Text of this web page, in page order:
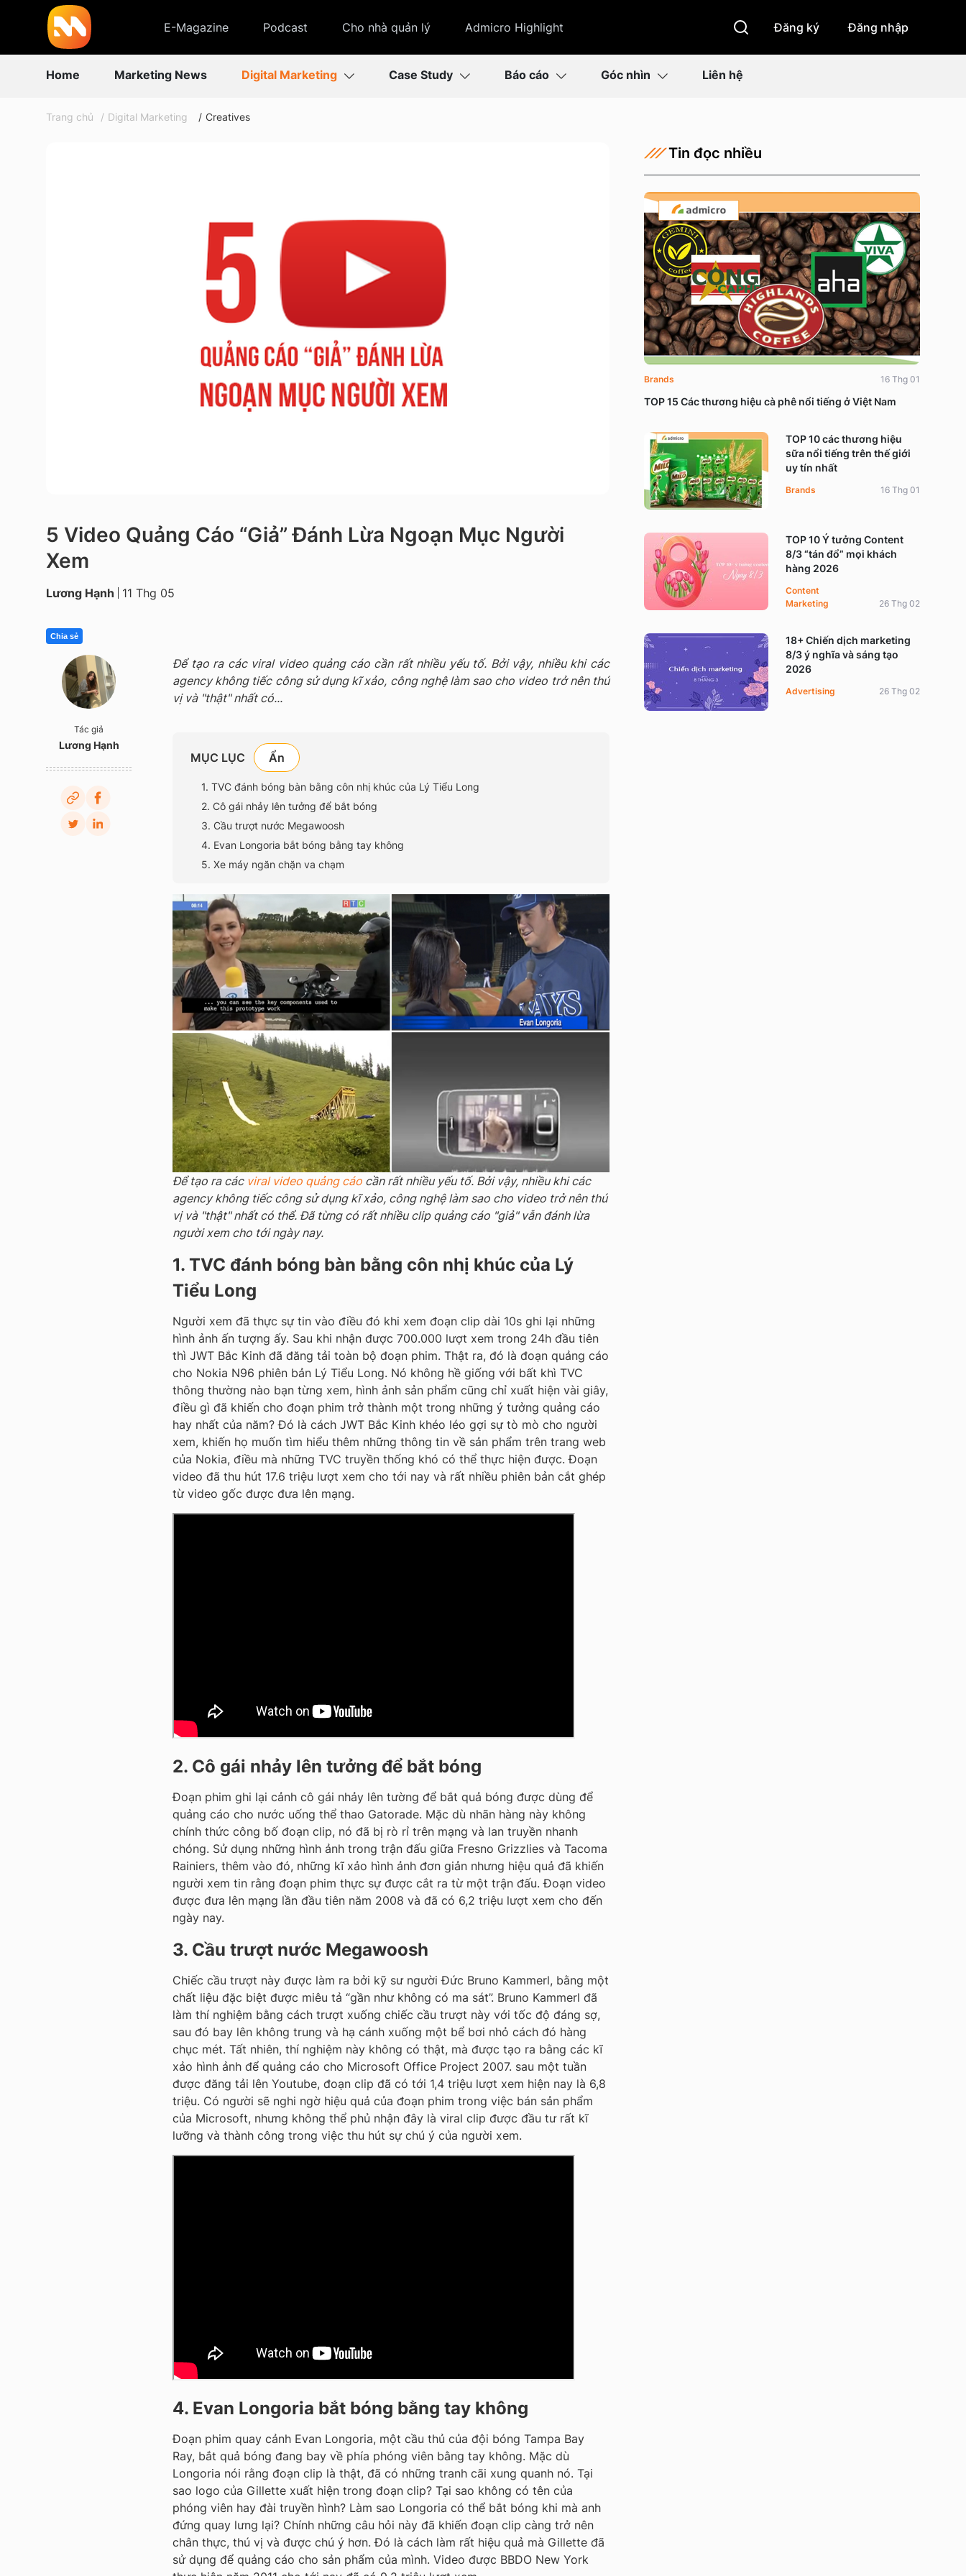
E-Magazine Podcast Cho nhà quản lý Admicro Highlight Đăng ký Đăng nhập
Home Marketing News Digital Marketing Case Study Báo cáo Góc nhìn Liên hệ
Trang chủ Digital Marketing Creatives
5 Video Quảng Cáo “Giả” Đánh Lừa Ngoạn Mục Người
Xem
Lương Hạnh 11 Thg 05
Chia sẻ
Tác giả
Lương Hạnh
Để tạo ra các viral video quảng cáo cần rất nhiều yếu tố. Bởi vậy, nhiều khi các
agency không tiếc công sử dụng kĩ xảo, công nghệ làm sao cho video trở nên thú
vị và "thật" nhất có...
MỤC LỤC
1. TVC đánh bóng bàn bằng côn nhị khúc của Lý Tiểu Long
2. Cô gái nhảy lên tưởng để bắt bóng
3. Cầu trượt nước Megawoosh
4. Evan Longoria bắt bóng bằng tay không
5. Xe máy ngăn chặn va chạm
Để tạo ra các viral video quảng cáo cần rất nhiều yếu tố. Bởi vậy, nhiều khi các
agency không tiếc công sử dụng kĩ xảo, công nghệ làm sao cho video trở nên thú
vị và "thật" nhất có thể. Đã từng có rất nhiều clip quảng cáo "giả" vẫn đánh lừa
người xem cho tới ngày nay.
1. TVC đánh bóng bàn bằng côn nhị khúc của Lý
Tiểu Long
Người xem đã thực sự tin vào điều đó khi xem đoạn clip dài 10s ghi lại những
hình ảnh ấn tượng ấy. Sau khi nhận được 700.000 lượt xem trong 24h đầu tiên
thì JWT Bắc Kinh đã đăng tải toàn bộ đoạn phim. Thật ra, đó là đoạn quảng cáo
cho Nokia N96 phiên bản Lý Tiểu Long. Nó không hề giống với bất khì TVC
thông thường nào bạn từng xem, hình ảnh sản phẩm cũng chỉ xuất hiện vài giây,
điều gì đã khiến cho đoạn phim trở thành một trong những ý tưởng quảng cáo
hay nhất của năm? Đó là cách JWT Bắc Kinh khéo léo gợi sự tò mò cho người
xem, khiến họ muốn tìm hiểu thêm những thông tin về sản phẩm trên trang web
của Nokia, điều mà những TVC truyền thống khó có thể thực hiện được. Đoạn
video đã thu hút 17.6 triệu lượt xem cho tới nay và rất nhiều phiên bản cắt ghép
từ video gốc được đưa lên mạng.
2. Cô gái nhảy lên tưởng để bắt bóng
Đoạn phim ghi lại cảnh cô gái nhảy lên tường để bắt quả bóng được dùng để
quảng cáo cho nước uống thể thao Gatorade. Mặc dù nhãn hàng này không
chính thức công bố đoạn clip, nó đã bị rò rỉ trên mạng và lan truyền nhanh
chóng. Sử dụng những hình ảnh trong trận đấu giữa Fresno Grizzlies và Tacoma
Rainiers, thêm vào đó, những kĩ xảo hình ảnh đơn giản nhưng hiệu quả đã khiến
người xem tin rằng đoạn phim thực sự được cắt ra từ một trận đấu. Đoạn video
được đưa lên mạng lần đầu tiên năm 2008 và đã có 6,2 triệu lượt xem cho đến
ngày nay.
3. Cầu trượt nước Megawoosh
Chiếc cầu trượt này được làm ra bởi kỹ sư người Đức Bruno Kammerl, bằng một
chất liệu đặc biệt được miêu tả “gần như không có ma sát”. Bruno Kammerl đã
làm thí nghiệm bằng cách trượt xuống chiếc cầu trượt này với tốc độ đáng sợ,
sau đó bay lên không trung và hạ cánh xuống một bể bơi nhỏ cách đó hàng
chục mét. Tất nhiên, thí nghiệm này không có thật, mà được tạo ra bằng các kĩ
xảo hình ảnh để quảng cáo cho Microsoft Office Project 2007. sau một tuần
được đăng tải lên Youtube, đoạn clip đã có tới 1,4 triệu lượt xem hiện nay là 6,8
triệu. Có người sẽ nghi ngờ hiệu quả của đoạn phim trong việc bán sản phẩm
của Microsoft, nhưng không thể phủ nhận đây là viral clip được đầu tư rất kĩ
lưỡng và thành công trong việc thu hút sự chú ý của người xem.
4. Evan Longoria bắt bóng bằng tay không
Đoạn phim quay cảnh Evan Longoria, một cầu thủ của đội bóng Tampa Bay
Ray, bắt quả bóng đang bay về phía phóng viên bằng tay không. Mặc dù
Longoria nói rằng đoạn clip là thật, đã có những tranh cãi xung quanh nó. Tại
sao logo của Gillette xuất hiện trong đoạn clip? Tại sao không có tên của
phóng viên hay đài truyền hình? Làm sao Longoria có thể bắt bóng khi mà anh
đứng quay lưng lại? Chính những câu hỏi này đã khiến đoạn clip càng trở nên
chân thực, thú vị và được chú ý hơn. Đó là cách làm rất hiệu quả mà Gillette đã
sử dụng để quảng cáo cho sản phẩm của mình. Video được BBDO New York
Tin đọc nhiều
TOP 15 Các thương hiệu cà phê nổi tiếng ở Việt Nam
Brands 16 Thg 01
TOP 10 các thương hiệu
sữa nổi tiếng trên thế giới
uy tín nhất
Brands 16 Thg 01
TOP 10 Ý tưởng Content
8/3 “tán đổ” mọi khách
hàng 2026
Content
Marketing
26 Thg 02
18+ Chiến dịch marketing
8/3 ý nghĩa và sáng tạo
2026
Advertising 26 Thg 02